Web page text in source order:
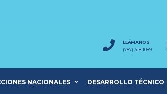
LLÁMANOS
(787) 418-1089
NACIONALES DESARROLLO TÉCNICO